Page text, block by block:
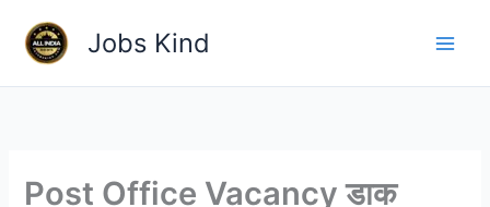
content
Jobs Kind
Post Office Vacancy डाक